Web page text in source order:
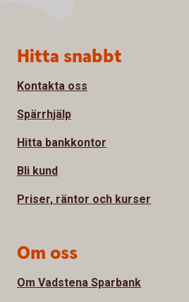
Sidfot
Hitta snabbt
Kontakta oss
Spärrhjälp
Hitta bankkontor
Bli kund
Priser, räntor och kurser
Om oss
Om Vadstena Sparbank